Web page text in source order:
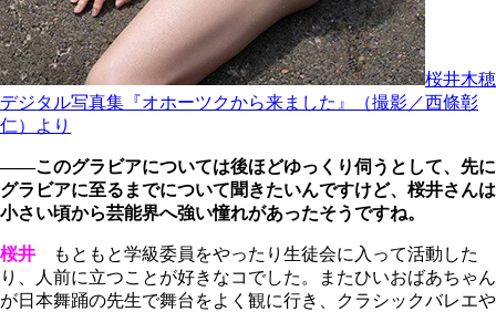
桜井木穂
デジタル写真集『オホーツクから来ました』（撮影／西條彰
仁）より
――このグラビアについては後ほどゆっくり伺うとして、先に
グラビアに至るまでについて聞きたいんですけど、桜井さんは
小さい頃から芸能界へ強い憧れがあったそうですね。
桜井 もともと学級委員をやったり生徒会に入って活動した
り、人前に立つことが好きなコでした。またひいおばあちゃん
が日本舞踊の先生で舞台をよく観に行き、クラシックバレエや